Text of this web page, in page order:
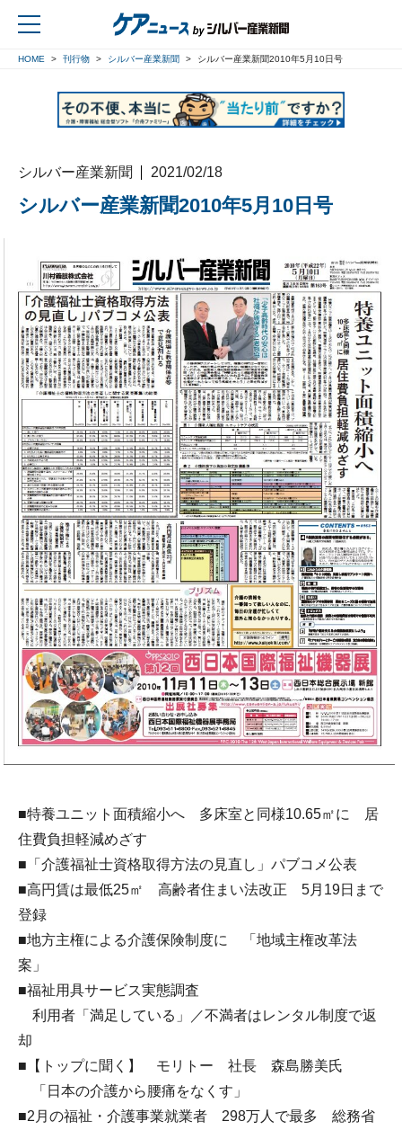
HOME 刊行物 シルバー産業新聞 シルバー産業新聞2010年5月10日号
シルバー産業新聞 2021/02/18
シルバー産業新聞2010年5月10日号
■特養ユニット面積縮小へ 多床室と同様10.65㎡に 居
住費負担軽減めざす
■「介護福祉士資格取得方法の見直し」パブコメ公表
■高円賃は最低25㎡ 高齢者住まい法改正 5月19日まで
登録
■地方主権による介護保険制度に 「地域主権改革法
案」
■福祉用具サービス実態調査
利用者「満足している」／不満者はレンタル制度で返
却
■【トップに聞く】 モリトー 社長 森島勝美氏
「日本の介護から腰痛をなくす」
■2月の福祉・介護事業就業者 298万人で最多 総務省